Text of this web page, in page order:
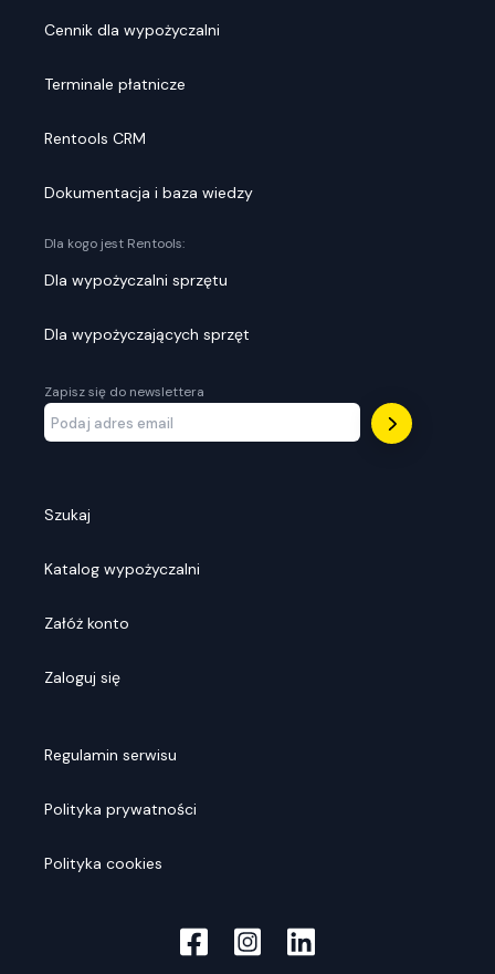
Cennik dla wypożyczalni
Terminale płatnicze
Rentools CRM
Dokumentacja i baza wiedzy
Dla kogo jest Rentools:
Dla wypożyczalni sprzętu
Dla wypożyczających sprzęt
Zapisz się do newslettera
Szukaj
Katalog wypożyczalni
Załóż konto
Zaloguj się
Regulamin serwisu
Polityka prywatności
Polityka cookies